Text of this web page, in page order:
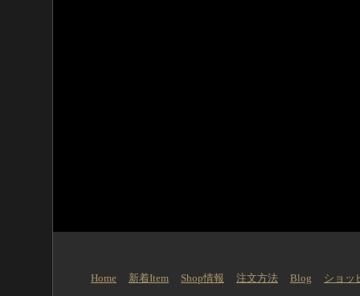
Home 新着Item Shop情報 注文方法 Blog
ショッ